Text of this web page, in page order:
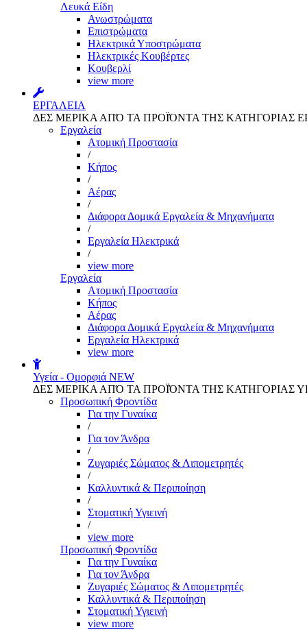
Λευκά Είδη
Ανωστρώματα
Επιστρώματα
Ηλεκτρικά Υποστρώματα
Ηλεκτρικές Κουβέρτες
Κουβερλί
view more
ΕΡΓΑΛΕΙΑ
ΔΕΣ ΜΕΡΙΚΑ ΑΠΌ ΤΑ ΠΡΟΪΌΝΤΑ ΤΗΣ ΚΑΤΗΓΟΡΙΑΣ
Εργαλεία
Aτομική Προστασία
/
Kήπος
/
Αέρας
/
Διάφορα Δομικά Εργαλεία & Μηχανήματα
/
Εργαλεία Ηλεκτρικά
/
view more
Εργαλεία
Aτομική Προστασία
Kήπος
Αέρας
Διάφορα Δομικά Εργαλεία & Μηχανήματα
Εργαλεία Ηλεκτρικά
view more
Υγεία - Ομορφιά NEW
ΔΕΣ ΜΕΡΙΚΑ ΑΠΌ ΤΑ ΠΡΟΪΌΝΤΑ ΤΗΣ ΚΑΤΗΓΟΡΙΑΣ
Προσωπική Φροντίδα
Για την Γυναίκα
/
Για τον Άνδρα
/
Ζυγαριές Σώματος & Λιπομετρητές
/
Καλλυντικά & Περιποίηση
/
Στοματική Υγιεινή
/
view more
Προσωπική Φροντίδα
Για την Γυναίκα
Για τον Άνδρα
Ζυγαριές Σώματος & Λιπομετρητές
Καλλυντικά & Περιποίηση
Στοματική Υγιεινή
view more